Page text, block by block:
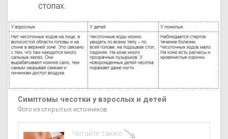
стопах.
Симптомы чесотки у взрослых и детей
Фото из открытых источников
Читайте также